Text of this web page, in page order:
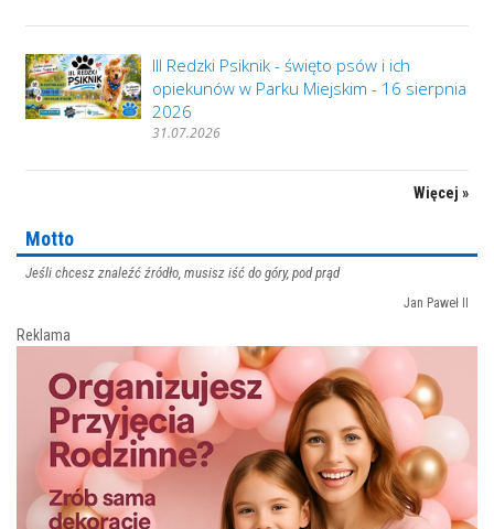
III Redzki Psiknik - święto psów i ich
opiekunów w Parku Miejskim - 16 sierpnia
2026
31.07.2026
Więcej »
Motto
Jeśli chcesz znaleźć źródło, musisz iść do góry, pod prąd
Jan Paweł II
Reklama